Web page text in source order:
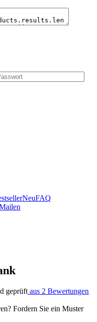
NeuFAQ
geprüft aus 2 Bewertungen
Fordern Sie ein Muster